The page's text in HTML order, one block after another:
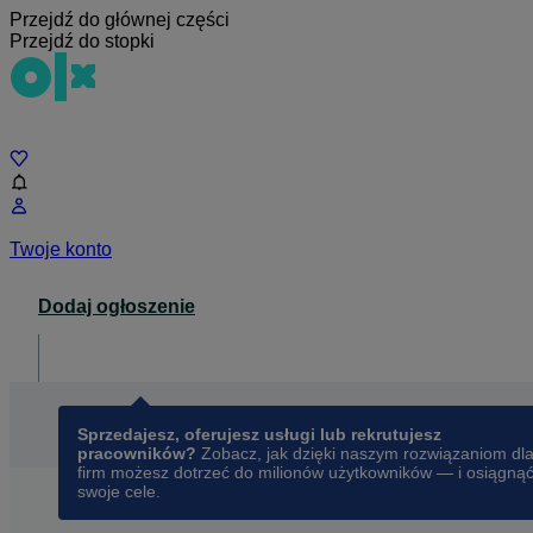
Przejdź do głównej części
Przejdź do stopki
Twoje konto
Dodaj ogłoszenie
Sprzedajesz, oferujesz usługi lub rekrutujesz
pracowników? Zobacz, jak dzięki naszym rozwiązaniom dla
firm możesz dotrzeć do milionów użytkowników — i osiągnąć
swoje cele.